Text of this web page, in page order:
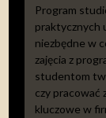
Program
praktycznych
niezbędne w
zajęcia z
studentom
czy pracować
kluczowe w